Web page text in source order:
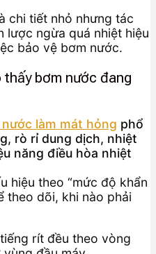
chi tiết nhỏ nhưng tác
lược ngừa quá nhiệt hiệu
bảo vệ bơm nước.
bơm nước đang
làm mát hỏng phổ
rò rỉ dung dịch, nhiệt
năng điều hòa nhiệt
hiệu theo “mức độ khẩn
theo dõi, khi nào phải
tiếng rít đều theo vòng